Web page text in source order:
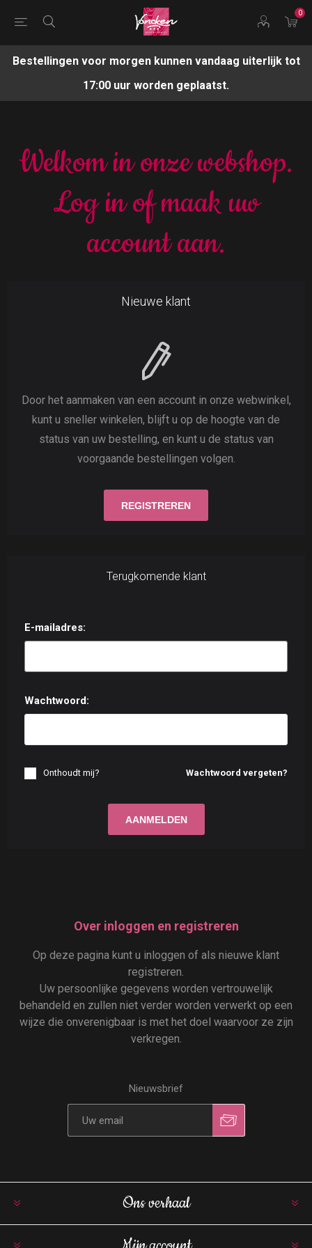
0
Bestellingen voor morgen kunnen vandaag uiterlijk tot
17:00 uur worden geplaatst.
Welkom in onze webshop.
Log in of maak uw
account aan.
Nieuwe klant
Door het aanmaken van een account in onze webwinkel,
kunt u sneller winkelen, blijft u op de hoogte van de
status van uw bestelling, en kunt u de status van
voorgaande bestellingen volgen.
Terugkomende klant
E-mailadres:
Wachtwoord:
Wachtwoord vergeten?
Onthoudt mij?
Over inloggen en registreren
Op deze pagina kunt u inloggen of als nieuwe klant
registreren.
Uw persoonlijke gegevens worden vertrouwelijk
behandeld en zullen niet verder worden verwerkt op een
wijze die onverenigbaar is met het doel waarvoor ze zijn
verkregen.
Nieuwsbrief
Ons verhaal